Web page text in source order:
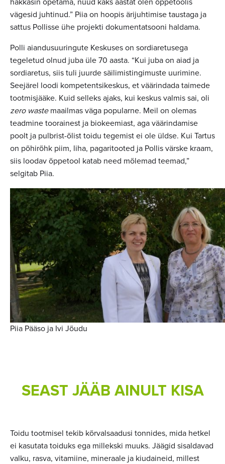
hakkasin õpetama, nüüd kaks aastat olen õppetoolis
vägesid juhtinud.” Piia on hoopis ärijuhtimise taustaga ja
sattus Pollisse ühe projekti dokumentatsooni haldama.
Polli aiandusuuringute Keskuses on sordiaretusega
tegeletud olnud juba üle 70 aasta. “Kui juba on aiad ja
sordiaretus, siis tuli juurde säilimistingimuste uurimine.
Seejärel loodi kompetentsikeskus, et väärindada taimede
tootmisjääke. Kuid selleks ajaks, kui keskus valmis sai, oli
zero wastemaailmas väga popularne. Meil on olemas
teadmine toorainest ja biokeemiast, aga väärindamise
poolt ja pulbrist-õlist toidu tegemist ei ole üldse. Kui Tartus
on põhirõhk piim, liha, pagaritooted ja Pollis värske kraam,
siis loodav õppetool katab need mõlemad teemad,”
selgitab Piia.
Piia Pääso ja Ivi Jõudu
SEAST JÄÄB AINULT KISA
Toidu tootmisel tekib kõrvalsaadusi tonnides, mida hetkel
ei kasutata toiduks ega millekski muuks. Jäägid sisaldavad
valku, rasva, vitamiine, mineraale ja kiudaineid, millest